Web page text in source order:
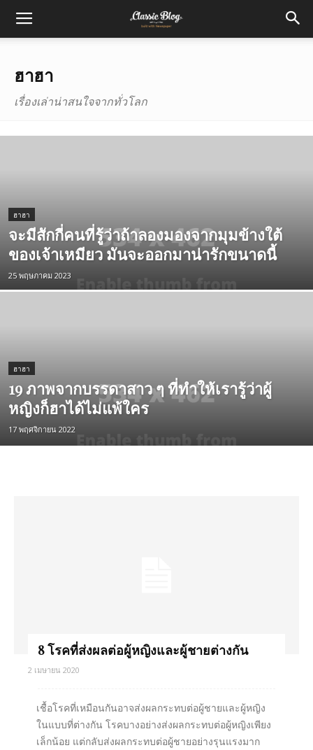
ฮาฮา
เรื่องเล่าน่าสนใจจากทั่วโลก
ฮาฮา
จะมีสักกี่คนที่รู้ว่าถ้าลองมองจากมุมข้างใต้
ของเจ้าเหมียว มันจะออกมาน่ารักขนาดนี้
25 พฤษภาคม 2023
ฮาฮา
19 ภาพจากบรรดาสาว ๆ ที่ทำให้เรารู้ว่าผู้
หญิงก็ฮาได้ไม่แพ้ใคร
17 พฤศจิกายน 2022
8 โรคที่ส่งผลต่อผู้หญิงและผู้ชายต่างกัน
2 เมษายน 2020
เชื้อโรคที่เหมือนกันอาจส่งผลกระทบต่อผู้ชายและผู้หญิง
ในแบบที่ต่างกัน โรคบางอย่างส่งผลกระทบต่อผู้หญิงเพียง
เล็กน้อย แต่กลับส่งผลกระทบต่อผู้ชายอย่างรุนแรงมาก